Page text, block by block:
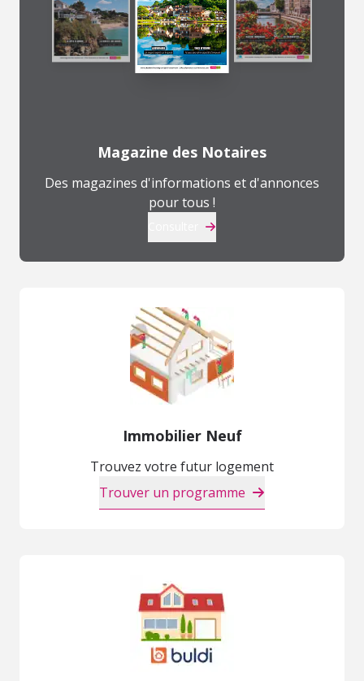
Magazine des Notaires
Des magazines d'informations et d'annonces
pour tous !
Immobilier Neuf
Trouvez votre futur logement
Trouver un programme